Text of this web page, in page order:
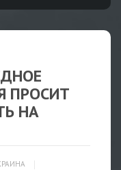
ПРОСИТ
НА